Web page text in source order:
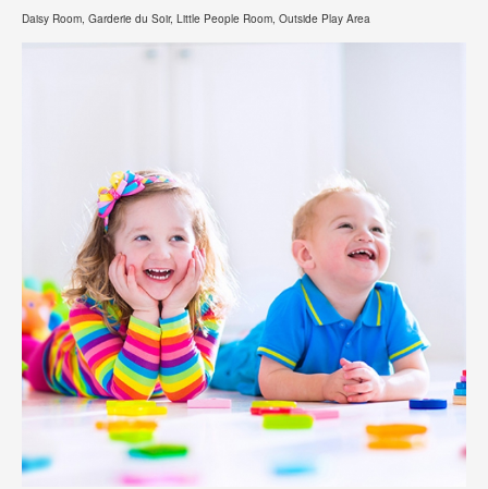
Daisy Room, Garderie du Soir, Little People Room, Outside Play Area